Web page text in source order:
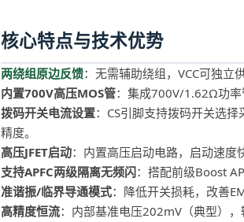
核心特点与技术优势
两绕组原边反馈：无需辅助绕组，VCC可独立
内置700V高压MOS管：集成700V/1.62Ω功率
拨码开关电流设置：CS引脚支持拨码开关选
精度。
高压JFET启动：内置高压启动电路，启动速度
支持APFC两级隔离无频闪：搭配前级Boost
准谐振/临界导通模式：降低开关损耗，改善
高精度恒流：内部基准电压202mV（典型），